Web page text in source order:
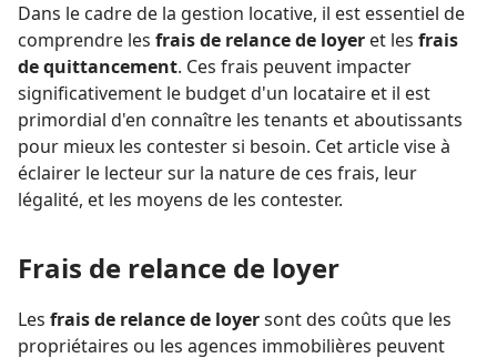
Dans le cadre de la gestion locative, il est essentiel de
comprendre les frais de relance de loyer et les frais
de quittancement. Ces frais peuvent impacter
significativement le budget d'un locataire et il est
primordial d'en connaître les tenants et aboutissants
pour mieux les contester si besoin. Cet article vise à
éclairer le lecteur sur la nature de ces frais, leur
légalité, et les moyens de les contester.
Frais de relance de loyer
Les frais de relance de loyersont des coûts que les
propriétaires ou les agences immobilières peuvent